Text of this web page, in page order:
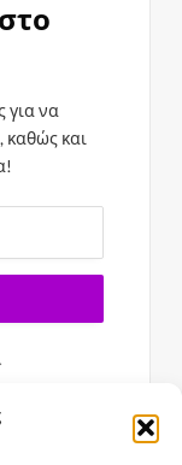
για να
καθώς και